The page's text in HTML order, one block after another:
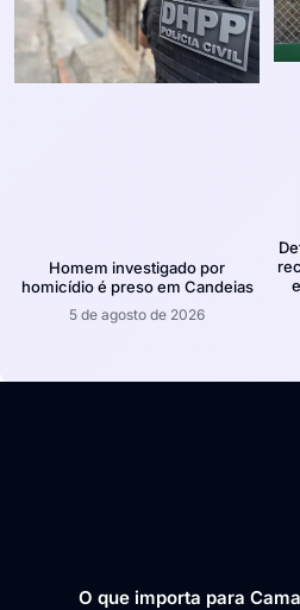
Homem investigado por
homicídio é preso em Candeias
5 de agosto de 2026
O que importa para